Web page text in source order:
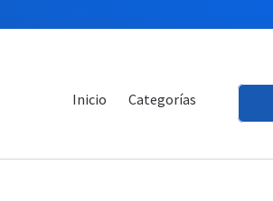
Inicio Categorías